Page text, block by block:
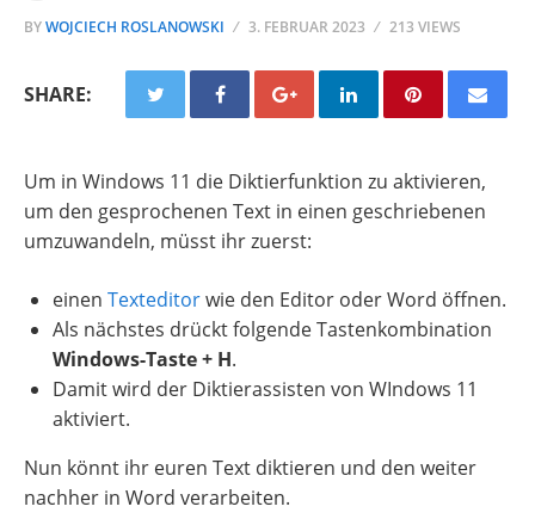
BYWOJCIECH ROSLANOWSKI 3. FEBRUAR 2023 213 VIEWS
SHARE:
Um in Windows 11 die Diktierfunktion zu aktivieren,
um den gesprochenen Text in einen geschriebenen
umzuwandeln, müsst ihr zuerst:
einen Texteditorwie den Editor oder Word öffnen.
Als nächstes drückt folgende Tastenkombination
Windows-Taste + H.
Damit wird der Diktierassisten von WIndows 11
aktiviert.
Nun könnt ihr euren Text diktieren und den weiter
nachher in Word verarbeiten.